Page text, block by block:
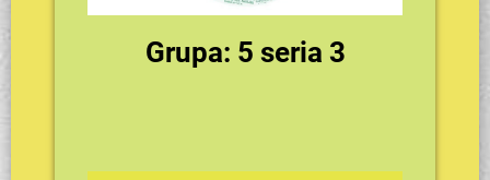
Grupa: 5 seria 3